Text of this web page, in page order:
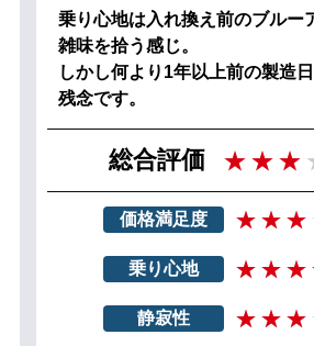
乗り心地は入れ換え前のブルー
雑味を拾う感じ。
しかし何より1年以上前の製造日
残念です。
総合評価
価格満足度
乗り心地
静寂性